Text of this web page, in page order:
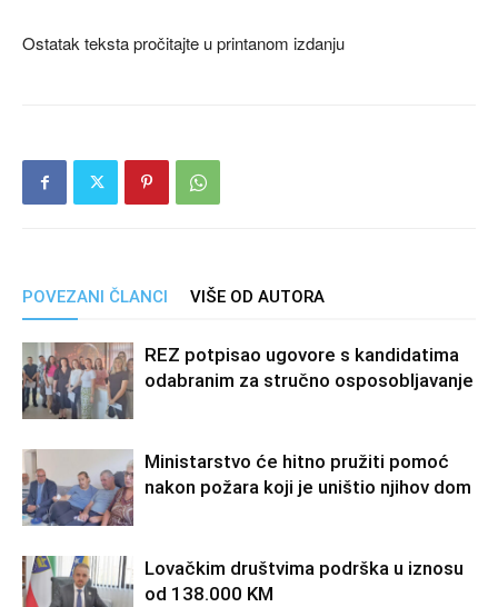
Ostatak teksta pročitajte u printanom izdanju
POVEZANI ČLANCI VIŠE OD AUTORA
REZ potpisao ugovore s kandidatima
odabranim za stručno osposobljavanje
Ministarstvo će hitno pružiti pomoć
nakon požara koji je uništio njihov dom
Lovačkim društvima podrška u iznosu
od 138.000 KM